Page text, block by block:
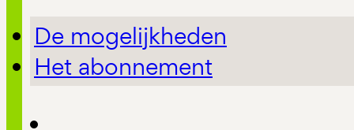
De mogelijkheden
Het abonnement